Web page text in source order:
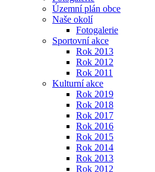
Územní plán obce
Naše okolí
Fotogalerie
Sportovní akce
Rok 2013
Rok 2012
Rok 2011
Kulturní akce
Rok 2019
Rok 2018
Rok 2017
Rok 2016
Rok 2015
Rok 2014
Rok 2013
Rok 2012